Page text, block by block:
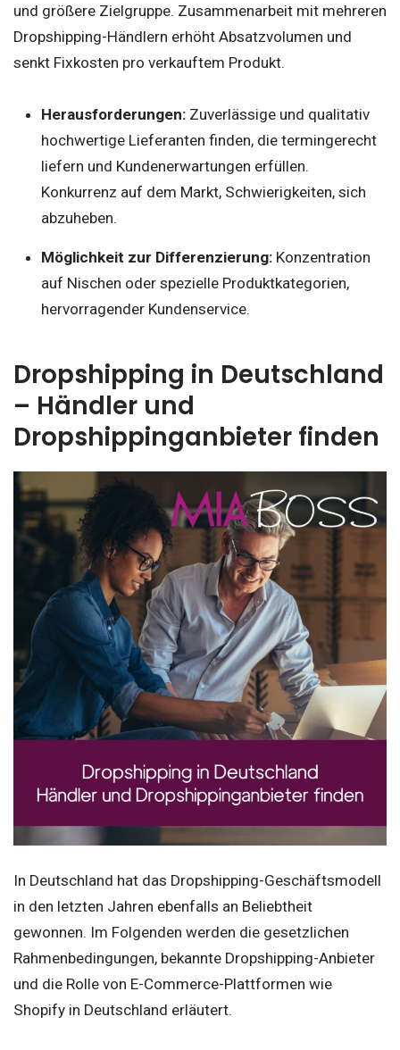
und größere Zielgruppe. Zusammenarbeit mit mehreren
Dropshipping-Händlern erhöht Absatzvolumen und
senkt Fixkosten pro verkauftem Produkt.
Herausforderungen:Zuverlässige und qualitativ
hochwertige Lieferanten finden, die termingerecht
liefern und Kundenerwartungen erfüllen.
Konkurrenz auf dem Markt, Schwierigkeiten, sich
abzuheben.
Möglichkeit zur Differenzierung: Konzentration
auf Nischen oder spezielle Produktkategorien,
hervorragender Kundenservice.
Dropshipping in Deutschland
– Händler und
Dropshippinganbieter finden
In Deutschland hat das Dropshipping-Geschäftsmodell
in den letzten Jahren ebenfalls an Beliebtheit
gewonnen. Im Folgenden werden die gesetzlichen
Rahmenbedingungen, bekannte Dropshipping-Anbieter
und die Rolle von E-Commerce-Plattformen wie
Shopify in Deutschland erläutert.